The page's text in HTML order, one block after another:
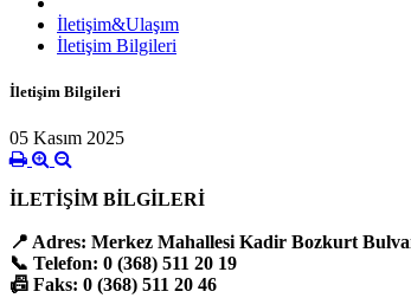
İletişim&Ulaşım
İletişim Bilgileri
İletişim Bilgileri
05 Kasım 2025
İLETİŞİM BİLGİLERİ
📍 Adres: Merkez Mahallesi Kadir Bozkurt
📞 Telefon: 0 (368) 511 20 19
📠 Faks: 0 (368) 511 20 46